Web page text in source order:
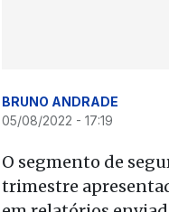
BRUNO ANDRADE
05/08/2022 - 17:19
O segmento de
trimestre